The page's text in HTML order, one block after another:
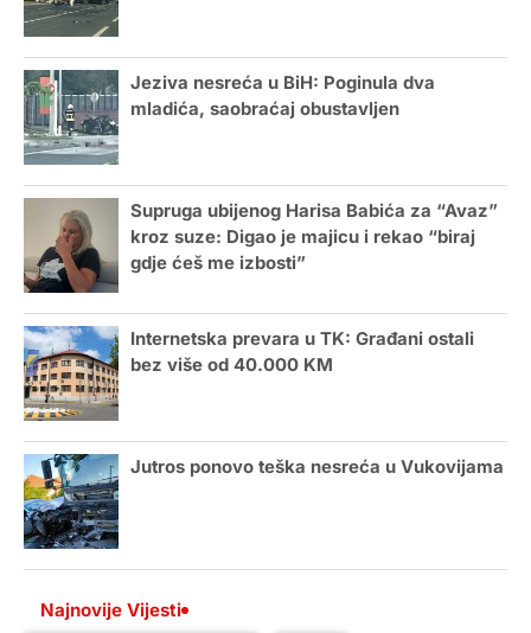
Jeziva nesreća u BiH: Poginula dva
mladića, saobraćaj obustavljen
Supruga ubijenog Harisa Babića za “Avaz”
kroz suze: Digao je majicu i rekao “biraj
gdje ćeš me izbosti”
Internetska prevara u TK: Građani ostali
bez više od 40.000 KM
Jutros ponovo teška nesreća u Vukovijama
Najnovije Vijesti